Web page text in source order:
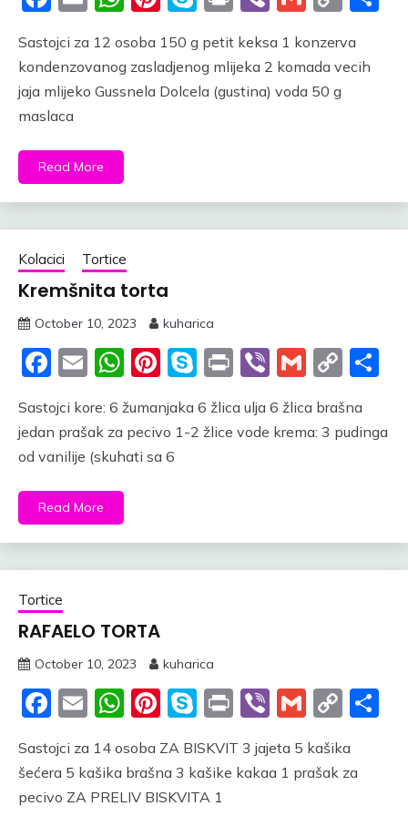
Sastojci za 12 osoba 150 g petit keksa 1 konzerva
kondenzovanog zasladjenog mlijeka 2 komada vecih
jaja mlijeko Gussnela Dolcela (gustina) voda 50 g
maslaca
Read More
Kolacici Tortice
Kremšnita torta
October 10, 2023 kuharica
Facebook
EmailWhatsApp
Pinterest
Skype
PrintViberGmail
Link
Sastojci kore: 6 žumanjaka 6 žlica ulja 6 žlica brašna
jedan prašak za pecivo 1-2 žlice vode krema: 3 pudinga
od vanilije (skuhati sa 6
Read More
Tortice
RAFAELO TORTA
October 10, 2023 kuharica
Facebook
EmailWhatsApp
Pinterest
Skype
PrintViberGmail
Sastojci za 14 osoba ZA BISKVIT 3 jajeta 5 kašika
šećera 5 kašika brašna 3 kašike kakaa 1 prašak za
pecivo ZA PRELIV BISKVITA 1